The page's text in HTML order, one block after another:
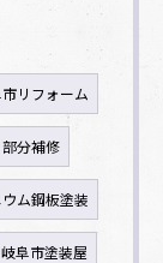
リフォーム
分補修
ム鋼板塗装
岐阜市塗装屋